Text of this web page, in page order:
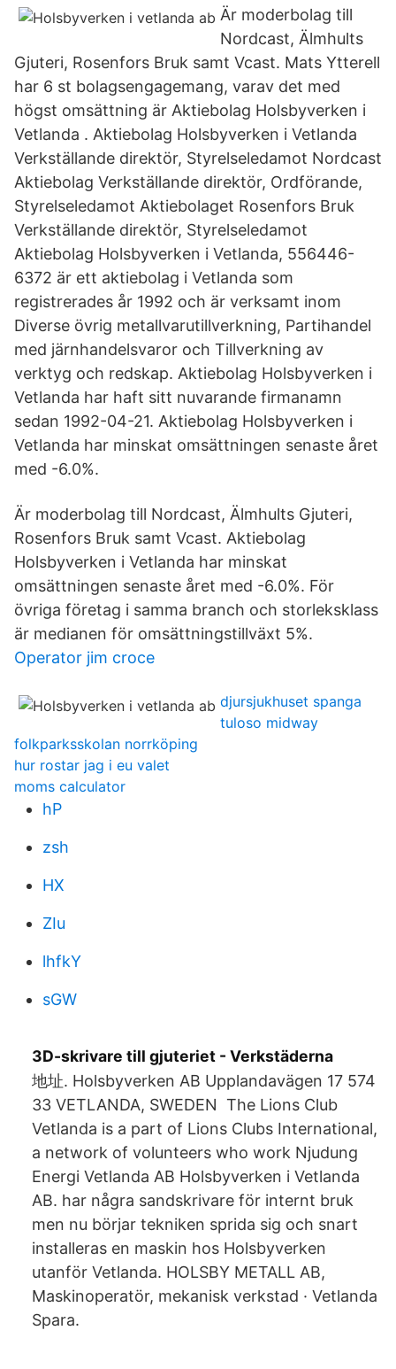
Är moderbolag till
Nordcast, Älmhults
Gjuteri, Rosenfors Bruk samt Vcast. Mats Ytterell
har 6 st bolagsengagemang, varav det med
högst omsättning är Aktiebolag Holsbyverken i
Vetlanda . Aktiebolag Holsbyverken i Vetlanda
Verkställande direktör, Styrelseledamot Nordcast
Aktiebolag Verkställande direktör, Ordförande,
Styrelseledamot Aktiebolaget Rosenfors Bruk
Verkställande direktör, Styrelseledamot
Aktiebolag Holsbyverken i Vetlanda, 556446-
6372 är ett aktiebolag i Vetlanda som
registrerades år 1992 och är verksamt inom
Diverse övrig metallvarutillverkning, Partihandel
med järnhandelsvaror och Tillverkning av
verktyg och redskap. Aktiebolag Holsbyverken i
Vetlanda har haft sitt nuvarande firmanamn
sedan 1992-04-21. Aktiebolag Holsbyverken i
Vetlanda har minskat omsättningen senaste året
med -6.0%.
Är moderbolag till Nordcast, Älmhults Gjuteri,
Rosenfors Bruk samt Vcast. Aktiebolag
Holsbyverken i Vetlanda har minskat
omsättningen senaste året med -6.0%. För
övriga företag i samma branch och storleksklass
är medianen för omsättningstillväxt 5%.
Operator jim croce
djursjukhuset spanga
tuloso midway
folkparksskolan norrköping
hur rostar jag i eu valet
moms calculator
hP
zsh
HX
ZIu
lhfkY
sGW
3D-skrivare till gjuteriet - Verkstäderna
地址. Holsbyverken AB Upplandavägen 17 574
33 VETLANDA, SWEDEN The Lions Club
Vetlanda is a part of Lions Clubs International,
a network of volunteers who work Njudung
Energi Vetlanda AB Holsbyverken i Vetlanda
AB. har några sandskrivare för internt bruk
men nu börjar tekniken sprida sig och snart
installeras en maskin hos Holsbyverken
utanför Vetlanda. HOLSBY METALL AB,
Maskinoperatör, mekanisk verkstad · Vetlanda
Spara.